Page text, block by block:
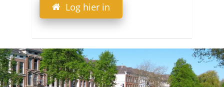
Log hier in